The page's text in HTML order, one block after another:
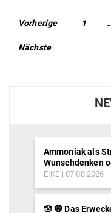
Beitragsnavigation
Vorherige Page
1
Nächste
Ammoniak als
Wunschdenken
EIKE 07.08.2026
🪬 🧿 Das